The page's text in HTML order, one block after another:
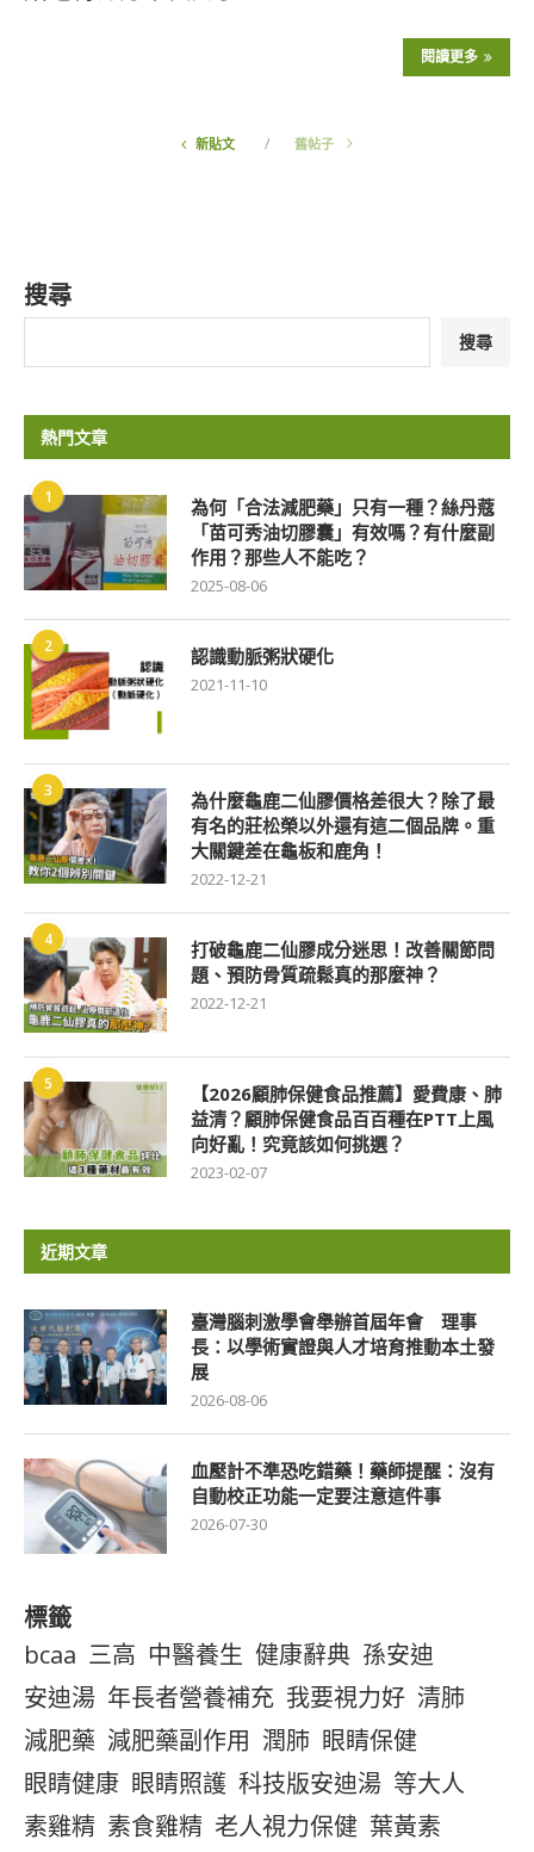
閱讀更多
新貼文 舊帖子
搜尋
搜尋
熱門文章
1
為何「合法減肥藥」只有一種？絲丹蔻
「苗可秀油切膠囊」有效嗎？有什麼副
作用？那些人不能吃？
2025-08-06
2 認識動脈粥狀硬化
2021-11-10
3
為什麼龜鹿二仙膠價格差很大？除了最
有名的莊松榮以外還有這二個品牌。重
大關鍵差在龜板和鹿角！
2022-12-21
4
打破龜鹿二仙膠成分迷思！改善關節問
題、預防骨質疏鬆真的那麼神？
2022-12-21
5
【2026顧肺保健食品推薦】愛費康、肺
益清？顧肺保健食品百百種在PTT上風
向好亂！究竟該如何挑選？
2023-02-07
近期文章
臺灣腦刺激學會舉辦首屆年會 理事
長：以學術實證與人才培育推動本土發
展
2026-08-06
血壓計不準恐吃錯藥！藥師提醒：沒有
自動校正功能一定要注意這件事
2026-07-30
標籤
bcaa 三高 中醫養生 健康辭典 孫安迪
安迪湯 年長者營養補充 我要視力好 清肺
減肥藥 減肥藥副作用 潤肺 眼睛保健
眼睛健康 眼睛照護 科技版安迪湯 等大人
素雞精 素食雞精 老人視力保健 葉黃素